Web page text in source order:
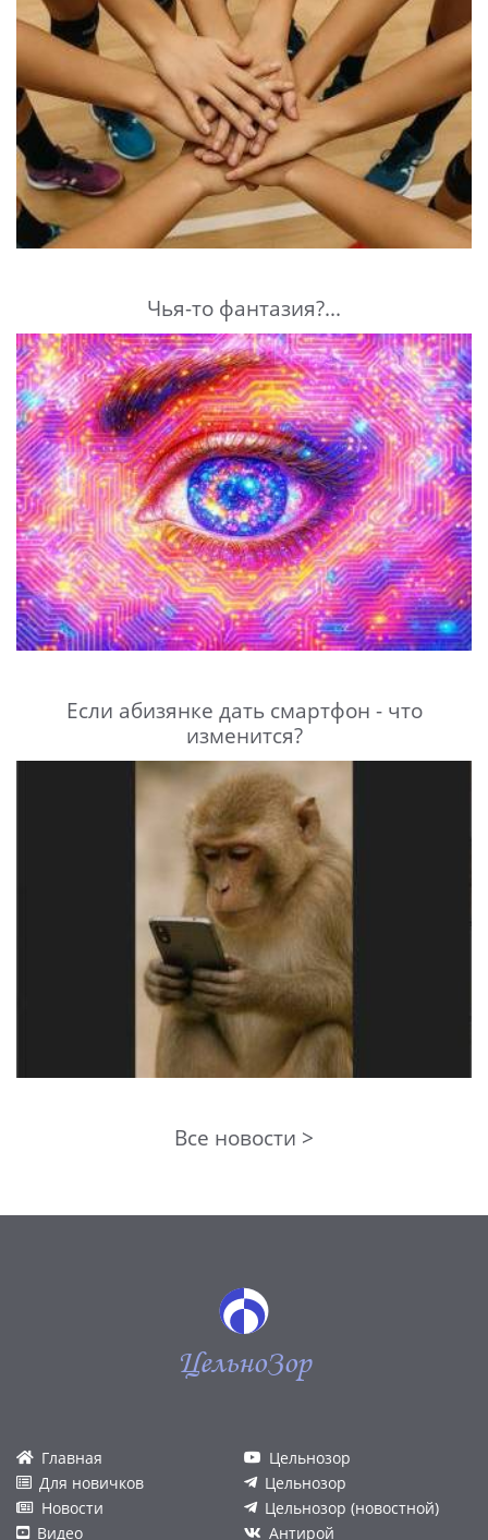
Чья-то фантазия?...
Если абизянке дать смартфон - что
изменится?
Все новости >
ЦельноЗор
Главная
Для новичков
Новости
Видео
Цельнозор
Цельнозор
Цельнозор (новостной)
Антирой